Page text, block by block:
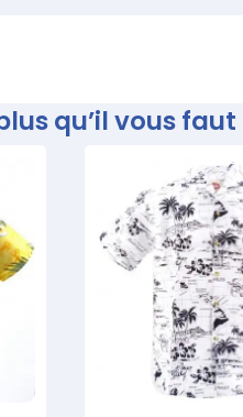
qu’il vous faut